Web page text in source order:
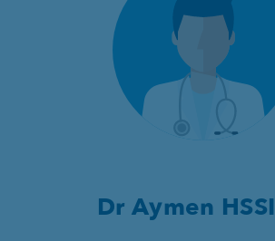
Dr Aymen